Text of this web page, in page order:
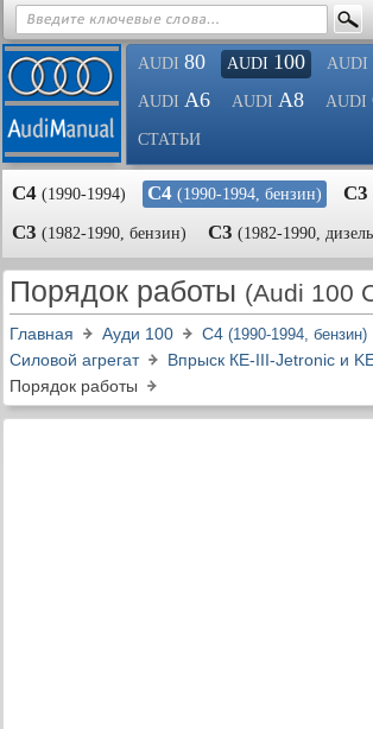
AUDI 80 AUDI 100 AUDI
AUDI A6 AUDI A8 AUDI
СТАТЬИ
С4 (1990-1994) С4 (1990-1994, бензин) С3
С3 (1982-1990, бензин) С3 (1982-1990,
Порядок работы (Audi 100
Главная Ауди 100 С4 (1990-1994, бензин)
Силовой агрегат
Впрыск КЕ-III-Jetronic и
Порядок работы